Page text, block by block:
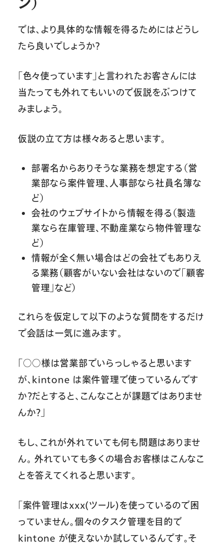
では、より具体的な情報を得るためにはどうし
たら良いでしょうか？
「色々使っています」と言われたお客さんには
当たっても外れてもいいので仮説をぶつけて
みましょう。
仮説の立て方は様々あると思います。
部署名からありそうな業務を想定する（営
業部なら案件管理、人事部なら社員名簿な
ど）
会社のウェブサイトから情報を得る（製造
業なら在庫管理、不動産業なら物件管理な
ど）
情報が全く無い場合はどの会社でもありえ
る業務（顧客がいない会社はないので「顧客
管理」など）
これらを仮定して以下のような質問をするだけ
で会話は一気に進みます。
「○○様は営業部でいらっしゃると思います
が、kintone は案件管理で使っているんです
か？だとすると、こんなことが課題ではありませ
んか？」
もし、これが外れていても何も問題はありませ
ん。 外れていても多くの場合お客様はこんなこ
とを答えてくれると思います。
「案件管理はxxx(ツール)を使っているので困
っていません。個々のタスク管理を目的で
kintone が使えないか試しているんです。そ